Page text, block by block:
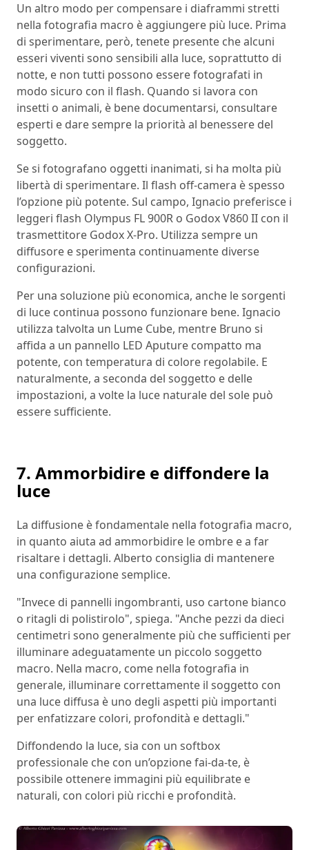
Un altro modo per compensare i diaframmi stretti
nella fotografia macro è aggiungere più luce. Prima
di sperimentare, però, tenete presente che alcuni
esseri viventi sono sensibili alla luce, soprattutto di
notte, e non tutti possono essere fotografati in
modo sicuro con il flash. Quando si lavora con
insetti o animali, è bene documentarsi, consultare
esperti e dare sempre la priorità al benessere del
soggetto.
Se si fotografano oggetti inanimati, si ha molta più
libertà di sperimentare. Il flash off-camera è spesso
l’opzione più potente. Sul campo, Ignacio preferisce i
leggeri flash Olympus FL 900R o Godox V860 II con il
trasmettitore Godox X-Pro. Utilizza sempre un
diffusore e sperimenta continuamente diverse
configurazioni.
Per una soluzione più economica, anche le sorgenti
di luce continua possono funzionare bene. Ignacio
utilizza talvolta un Lume Cube, mentre Bruno si
affida a un pannello LED Aputure compatto ma
potente, con temperatura di colore regolabile. E
naturalmente, a seconda del soggetto e delle
impostazioni, a volte la luce naturale del sole può
essere sufficiente.
7. Ammorbidire e diffondere la
luce
La diffusione è fondamentale nella fotografia macro,
in quanto aiuta ad ammorbidire le ombre e a far
risaltare i dettagli. Alberto consiglia di mantenere
una configurazione semplice.
"Invece di pannelli ingombranti, uso cartone bianco
o ritagli di polistirolo", spiega. "Anche pezzi da dieci
centimetri sono generalmente più che sufficienti per
illuminare adeguatamente un piccolo soggetto
macro. Nella macro, come nella fotografia in
generale, illuminare correttamente il soggetto con
una luce diffusa è uno degli aspetti più importanti
per enfatizzare colori, profondità e dettagli."
Diffondendo la luce, sia con un softbox
professionale che con un’opzione fai-da-te, è
possibile ottenere immagini più equilibrate e
naturali, con colori più ricchi e profondità.